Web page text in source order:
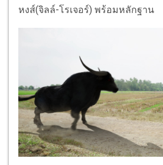
หงส์(จิลล์-โรเจอร์) พร้อมหลักฐาน